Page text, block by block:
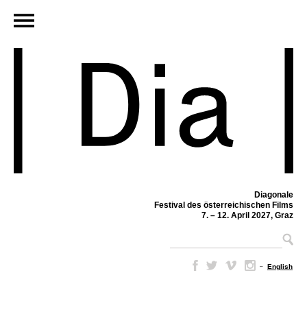
Diagonale
Festival des österreichischen Films
7. – 12. April 2027, Graz
– English